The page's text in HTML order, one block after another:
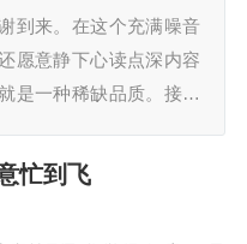
到来。在这个充满噪音
愿意静下心读点深内容
是一种稀缺品质。接下
，这些内容实践价值很
忙到飞